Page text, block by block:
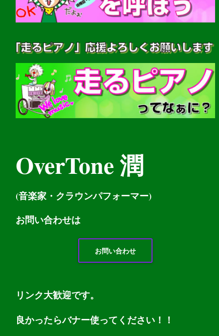
OverTone 潤
(音楽家・クラウンパフォーマー)
お問い合わせは
お問い合わせ
リンク大歓迎です。
良かったらバナー使ってください！！